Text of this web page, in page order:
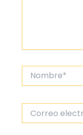
Nombre*
electrónico*